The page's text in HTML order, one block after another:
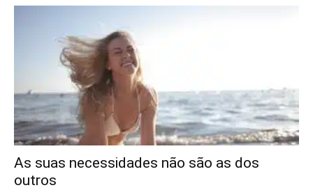
As suas necessidades não são as dos
outros